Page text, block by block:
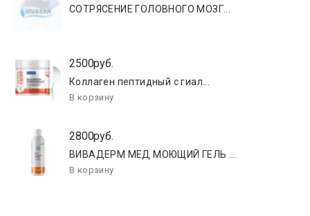
СОТРЯСЕНИЕ ГОЛОВНОГО МОЗГ...
2500руб.
Коллаген пептидный с гиал...
2800руб.
ВИВАДЕРМ МЕД МОЮЩИЙ ГЕЛЬ ...